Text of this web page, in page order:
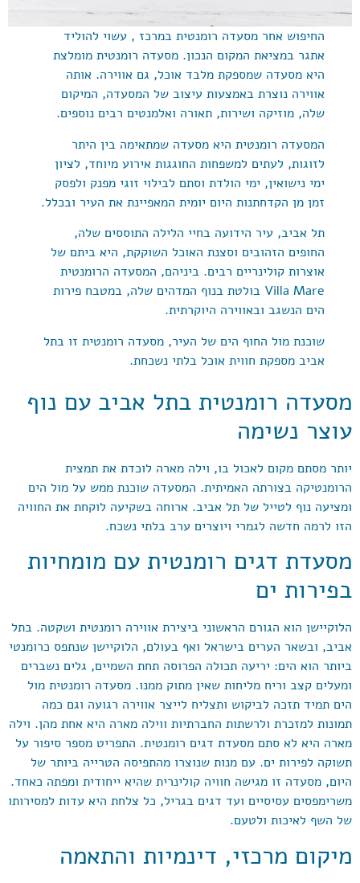
החיפוש אחר מסעדה רומנטית במרכז , עשוי להוליד
אתגר במציאת המקום הנכון. מסעדה רומנטית מומלצת
היא מסעדה שמספקת מלבד אוכל, גם אווירה. אותה
אווירה נוצרת באמצעות עיצוב של המסעדה, המיקום
שלה, מוזיקה ושירות, תאורה ואלמנטים רבים נוספים.
המסעדה רומנטית היא מסעדה שמתאימה בין היתר
לזוגות, לעתים למשפחות החוגגות אירוע מיוחד, לציון
ימי נישואין, ימי הולדת וסתם לבילוי זוגי מפנק ולפסק
זמן מן הקדחתנות היום יומית המאפיינת את העיר ובכלל.
תל אביב, עיר הידועה בחיי הלילה התוססים שלה,
החופים הזהובים וסצנת האוכל השוקקת, היא ביתם של
אוצרות קולינריים רבים. ביניהם, המסעדה הרומנטית
Villa Mare בולטת בנוף המדהים שלה, במטבח פירות
הים הנשגב ובאווירה היוקרתית.
שוכנת מול החוף הים של העיר, מסעדה רומנטית זו בתל
אביב מספקת חווית אוכל בלתי נשכחת.
מסעדה רומנטית בתל אביב עם נוף
עוצר נשימה
יותר מסתם מקום לאכול בו, וילה מארה לוכדת את תמצית
הרומנטיקה בצורתה האמיתית. המסעדה שוכנת ממש על מול הים
ומציעה נוף לטייל של תל אביב. ארוחה בשקיעה לוקחת את החוויה
הזו לרמה חדשה לגמרי ויוצרים ערב בלתי נשכח.
מסעדת דגים רומנטית עם מומחיות
בפירות ים
הלוקיישן הוא הגורם הראשוני ביצירת אווירה רומנטית ושקטה. בתל
אביב, ובשאר הערים בישראל ואף בעולם, הלוקיישן שנתפס כרומנטי
ביותר הוא הים: יריעה תכולה הפרוסה תחת השמיים, גלים נשברים
ומעלים קצב וריח מליחות שאין מתוק ממנו. מסעדה רומנטית מול
הים תמיד תזכה לביקוש ותצליח לייצר אווירה רגועה וגם כמה
תמונות למזכרת ולרשתות החברתיות ווילה מארה היא אחת מהן. וילה
מארה היא לא סתם מסעדת דגים רומנטית. התפריט מספר סיפור על
תשוקה לפירות ים. עם מנות שנוצרו מהתפיסה הטרייה ביותר של
היום, מסעדה זו מגישה חוויה קולינרית שהיא ייחודית ומפתה כאחד.
משרימפסים עסיסיים ועד דגים בגריל, כל צלחת היא עדות למסירותו
של השף לאיכות ולטעם.
מיקום מרכזי, דינמיות והתאמה